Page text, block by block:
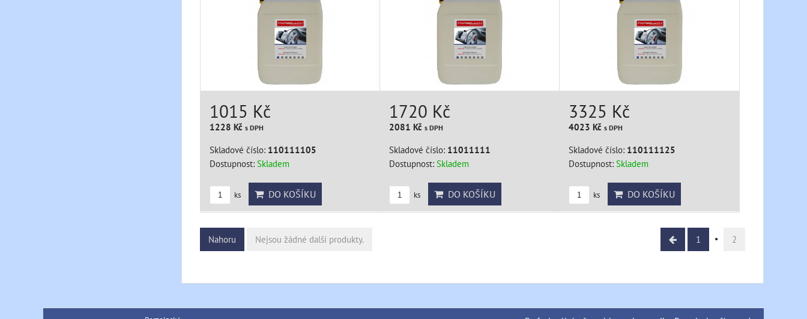
1015 Kč
1228 Kč s DPH
Skladové číslo: 110111105
Dostupnost: Skladem
ks DO KOŠÍKU
1720 Kč
2081 Kč s DPH
Skladové číslo: 11011111
Dostupnost: Skladem
ks DO KOŠÍKU
3325 Kč
4023 Kčs DPH
Skladové číslo: 110111125
Dostupnost:Skladem
ks DO KOŠÍKU
Nahoru Nejsou žádné další produkty. 1 2